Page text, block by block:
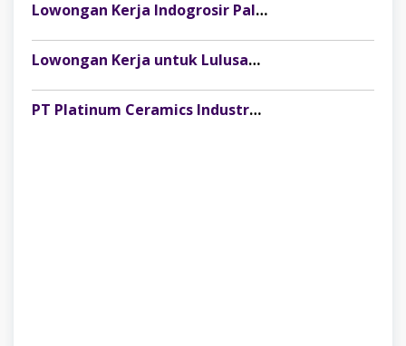
Lowongan Kerja Indogrosir Palembang untuk Lulusan SMA/SMK, Fresh Graduate Bisa Melamar
Lowongan Kerja untuk Lulusan SMA di Palembang, Facetology Buka Posisi Team Leader Beauty Advisor
PT Platinum Ceramics Industry Buka Lowongan Kerja Merchandiser Staff Penempatan Bandung, Palembang, dan Semarang